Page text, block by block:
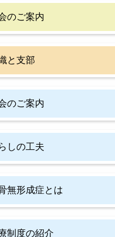
のご案内
と支部
のご案内
しの工夫
無形成症とは
制度の紹介